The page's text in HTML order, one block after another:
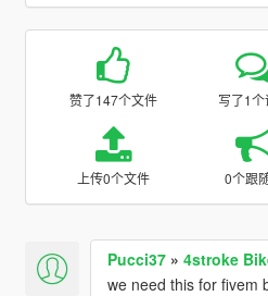
赞了147个文件 写了1
上传0个文件 0个跟
Pucci37» 4stroke
we need this for fivem